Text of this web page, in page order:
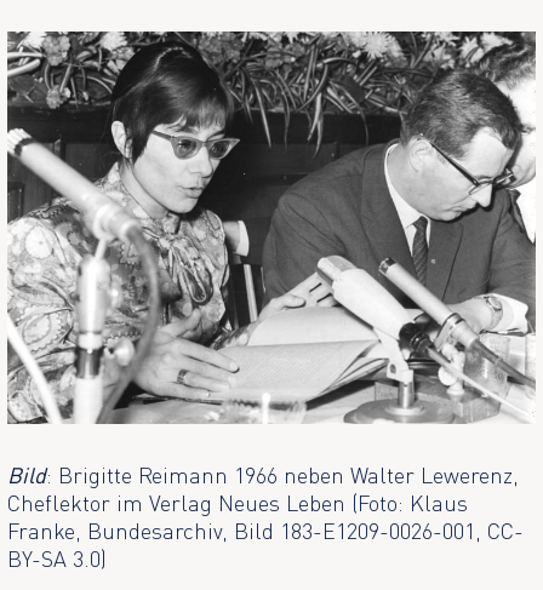
Bild: Brigitte Reimann 1966 neben Walter Lewerenz,
Cheflektor im Verlag Neues Leben (Foto: Klaus
Franke, Bundesarchiv, Bild 183-E1209-0026-001, CC-
BY-SA 3.0)